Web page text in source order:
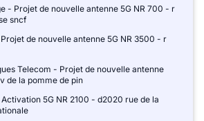
- Projet de nouvelle antenne 5G NR 700 - r
sncf
Projet de nouvelle antenne 5G NR 3500 - r
Telecom - Projet de nouvelle antenne
de la pomme de pin
Activation 5G NR 2100 - d2020 rue de la